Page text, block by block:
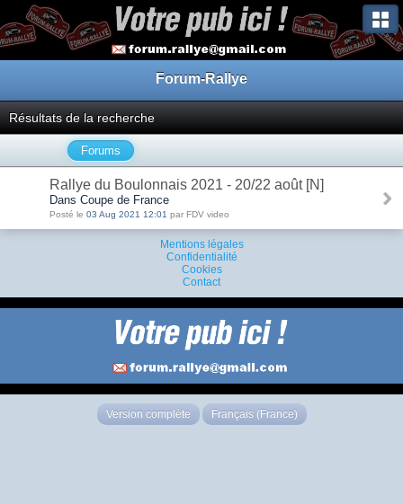
Forum-Rallye
Résultats de la recherche
Forums
Rallye du Boulonnais 2021 - 20/22 août [N]
Dans Coupe de France
Posté le 03 Aug 2021 12:01 par FDV video
Mentions légales
Confidentialité
Cookies
Contact
Version complète Français (France)